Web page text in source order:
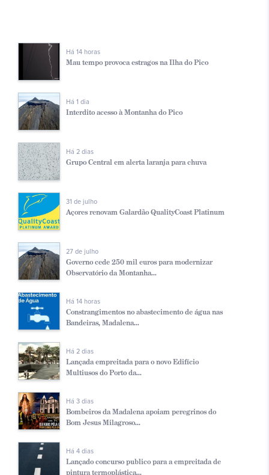
Há 14 horas
Mau tempo provoca estragos na Ilha do Pico
Há 1 dia
Interdito acesso à Montanha do Pico
Há 2 dias
Grupo Central em alerta laranja para chuva
31 de julho
Açores renovam Galardão QualityCoast Platinum
27 de julho
Governo cede 250 mil euros para modernizar
Observatório da Montanha...
Há 14 horas
Constrangimentos no abastecimento de água nas
Bandeiras, Madalena...
Há 2 dias
Lançada empreitada para o novo Edifício
Multiusos do Porto da...
Há 3 dias
Bombeiros da Madalena apoiam peregrinos do
Bom Jesus Milagroso...
Há 4 dias
Lançado concurso publico para a empreitada de
pintura termoplástica...